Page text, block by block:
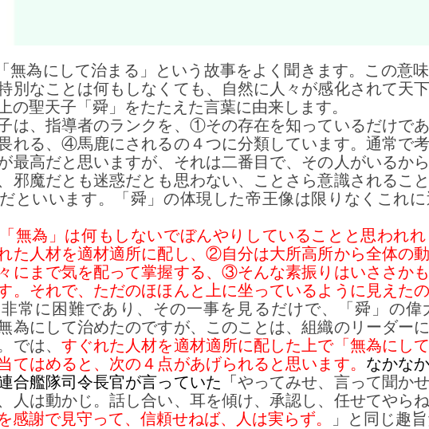
無為にして治まる」という故事をよく聞きます。この意
別なことは何もしなくても、自然に人々が感化されて天
の聖天子「舜」をたたえた言葉に由来します。
は、指導者のランクを、①その存在を知っているだけで
れる、④馬鹿にされるの４つに分類しています。通常で
最高だと思いますが、それは二番目で、その人がいるか
邪魔だとも迷惑だとも思わない、ことさら意識されるこ
といいます。「舜」の体現した帝王像は限りなくこれ
「無為」は何もしないでぼんやりしていることと思われ
た人材を適材適所に配し、②自分は大所高所から全体の
にまで気を配って掌握する、③そんな素振りはいささか
。それで、ただのほほんと上に坐っているように見えた
常に困難であり、その一事を見るだけで、「舜」の偉
無為にして治めたのですが、このことは、組織のリーダー
では、 すぐれた人材を適材適所に配した上で「無為にし
てはめると、次の４点があげられると思います。 なかな
合艦隊司令長官が言っていた 「 やってみせ、言って聞か
人は動かじ。話し合い、耳を傾け、承認し、任せてやらね
感謝で見守って、信頼せねば、人は実らず。
」と同じ趣